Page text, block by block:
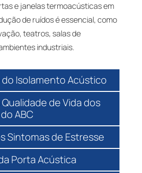
e janelas termoacústicas em
de ruídos é essencial, como
teatros, salas de
industriais.
Isolamento Acústico
de Vida dos
ABC
Sintomas de Estresse
Porta Acústica